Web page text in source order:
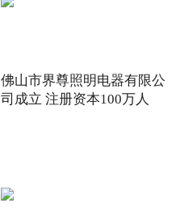
佛山市界尊照明电器有限公
司成立 注册资本100万人